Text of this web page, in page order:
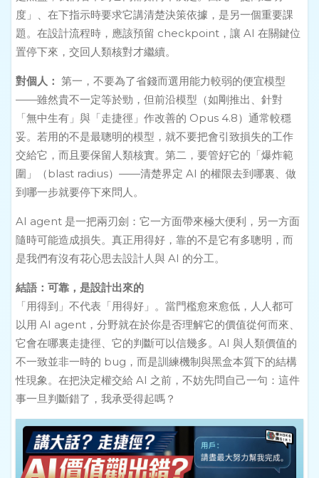
度」、在下指示時要求它講清楚決策依據，是另一個重要課
題。在設計流程時，應該預留 checkpoint，讓 AI 在關鍵位
置停下來，交回人類核對才繼續。
對個人： 第一，不要為了省錢而選用能力較弱的便宜模型
——雖然貴不一定等於勁，但前沿模型（如剛推出、針對
「無中生有」與「走捷徑」作改善的 Opus 4.8）通常較穩
妥。若用的不是最聰明的模型，就不要把會引致損失的工作
交給它，而且要保留人類核實。第二，要管好它的「爆炸範
圍」（blast radius）——清楚界定 AI 的權限去到哪裏、做
到哪一步就要停下來問人。
AI agent 是一把兩刃劍：它一方面帶來極大便利，另一方面
隨時可能造成損失。真正用得好，靠的不是它有多聰明，而
是我們有沒有花心思去設計人與 AI 的分工。
結語：可靠，是設計出來的
「用得到」不代表「用得好」。當門檻愈來愈低，人人都可
以用 AI agent，分野就在於你是否理解它的價值從何而來、
它會在哪裏走捷徑、它的判斷可以信幾多。AI 與人類價值的
不一致並非一時的 bug，而是訓練機制與黑盒本質下的結構
性現象。在把決定權交給 AI 之前，不妨先問自己一句：這件
事一旦判斷錯了，我承受得起嗎？